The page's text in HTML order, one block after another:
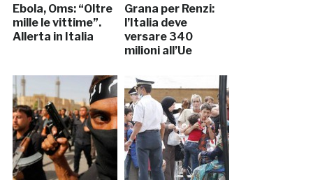
Ebola, Oms: “Oltre
mille le vittime”.
Allerta in Italia
Grana per Renzi:
l’Italia deve
versare 340
milioni all’Ue